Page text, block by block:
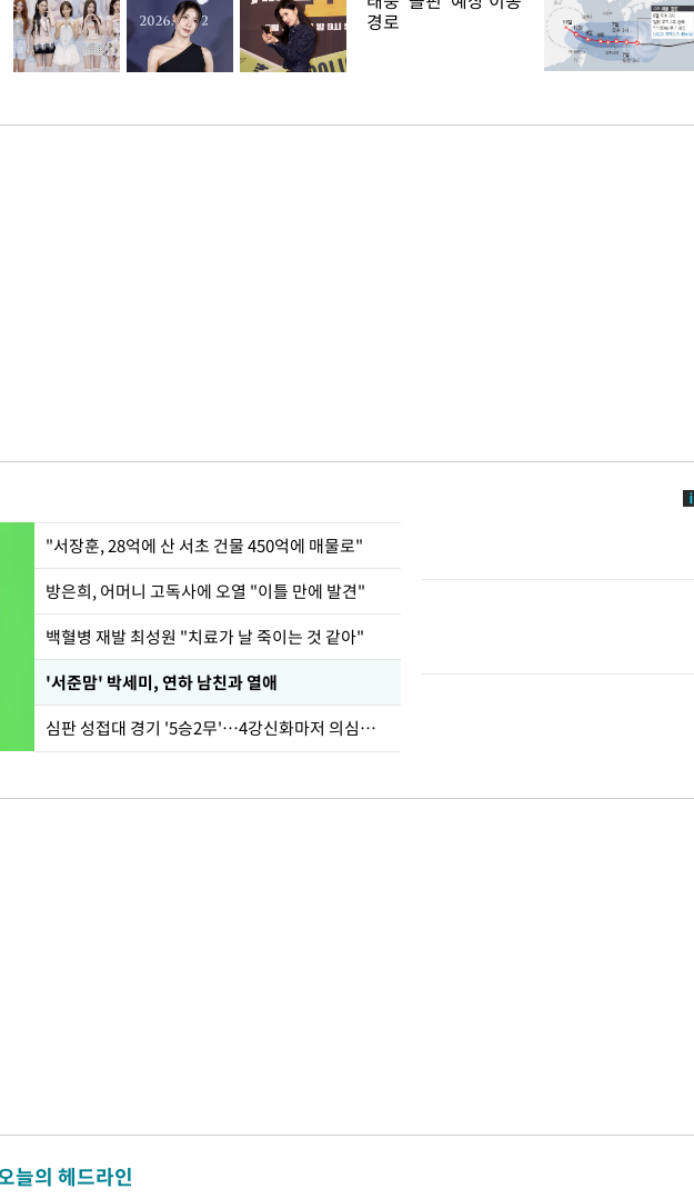
경로
"서장훈, 28억에 산 서초 건물 450억에 매물로"
방은희, 어머니 고독사에 오열 "이틀 만에 발견"
백혈병 재발 최성원 "치료가 날 죽이는 것 같아"
'서준맘' 박세미, 연하 남친과 열애
심판 성접대 경기 '5승2무'…4강신화마저 의심받아
늘의 헤드라인